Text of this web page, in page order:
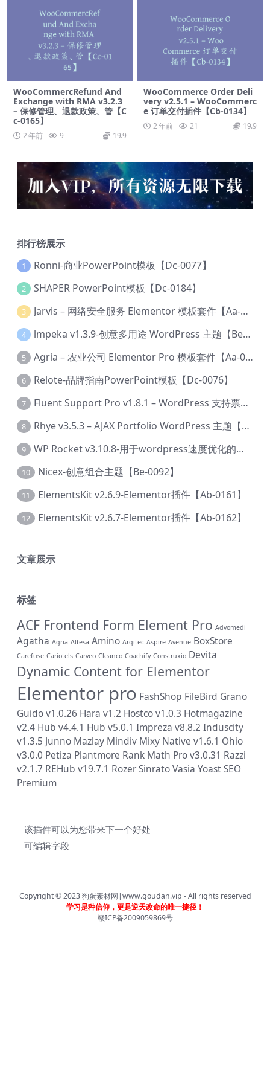
WooCommercRefund And
Exchange with RMA v3.2.3
– 保修管理、退款政策、管【C
c-0165】
2 年前 9 19.9
WooCommerce Order Deli
very v2.5.1 – WooCommerc
e 订单交付插件【Cb-0134】
2 年前 21 19.9
排行榜展示
1 Ronni-商业PowerPoint模板【Dc-0077】
2 SHAPER PowerPoint模板【Dc-0184】
3 Jarvis – 网络安全服务 Elementor 模板套件【Aa-0035】
4 lmpeka v1.3.9-创意多用途 WordPress 主题【Be-0064】
5 Agria – 农业公司 Elementor Pro 模板套件【Aa-0003】
6 Relote-品牌指南PowerPoint模板【Dc-0076】
7 Fluent Support Pro v1.8.1 – WordPress 支持票务系统【Cc-0041】
8 Rhye v3.5.3 – AJAX Portfolio WordPress 主题【Bi-0049】
9 WP Rocket v3.10.8-用于wordpress速度优化的缓存加速插件【Cd-0019】
10 Nicex-创意组合主题【Be-0092】
11 ElementsKit v2.6.9-Elementor插件【Ab-0161】
12 ElementsKit v2.6.7-Elementor插件【Ab-0162】
文章展示
标签
ACF Frontend Form Element Pro Advomedi
Agatha Agria Altesa Amino Arqitec Aspire Avenue BoxStore
Carefuse Cariotels Carveo Cleanco Coachify Construxio Devita
Dynamic Content for Elementor
Elementor pro FashShop FileBird Grano
Guido v1.0.26 Hara v1.2 Hostco v1.0.3 Hotmagazine
v2.4 Hub v4.4.1 Hub v5.0.1 Impreza v8.8.2 Induscity
v1.3.5 Junno Mazlay Mindiv Mixy Native v1.6.1 Ohio
v3.0.0 Petiza Plantmore Rank Math Pro v3.0.31 Razzi
v2.1.7 REHub v19.7.1 RozerSinratoVasia Yoast SEO
Premium
该插件可以为您带来下一个好处
可编辑字段
Copyright © 2023狗蛋素材网|www.goudan.vip - All rights reserved
学习是种信仰，更是逆天改命的唯一捷径！
赣ICP备2009059869号